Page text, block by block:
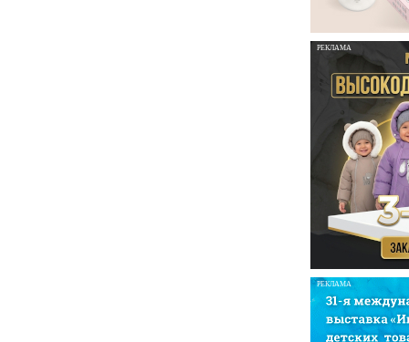
РЕКЛАМА
РЕКЛАМА